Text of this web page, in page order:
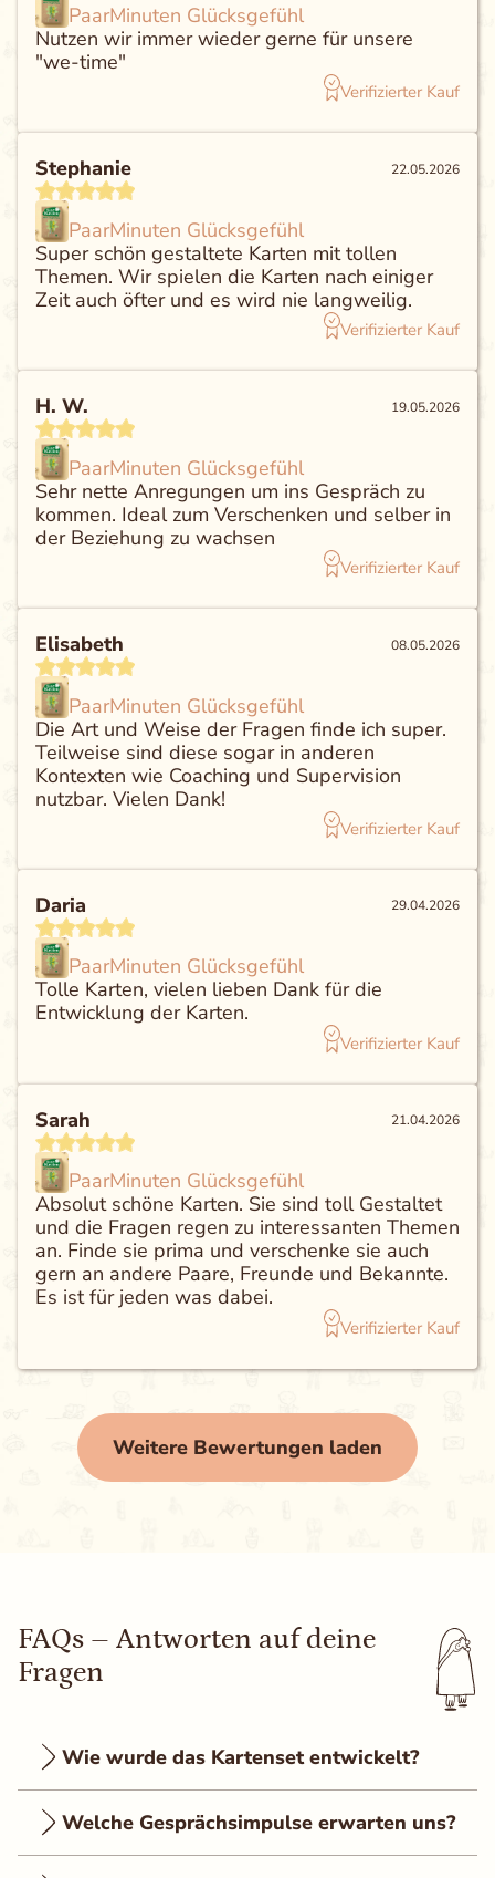
PaarMinuten Glücksgefühl
Nutzen wir immer wieder gerne für unsere
"we-time"
Verifizierter Kauf
Stephanie 22.05.2026
PaarMinuten Glücksgefühl
Super schön gestaltete Karten mit tollen
Themen. Wir spielen die Karten nach einiger
Zeit auch öfter und es wird nie langweilig.
Verifizierter Kauf
H. W. 19.05.2026
PaarMinuten Glücksgefühl
Sehr nette Anregungen um ins Gespräch zu
kommen. Ideal zum Verschenken und selber in
der Beziehung zu wachsen
Verifizierter Kauf
Elisabeth 08.05.2026
PaarMinuten Glücksgefühl
Die Art und Weise der Fragen finde ich super.
Teilweise sind diese sogar in anderen
Kontexten wie Coaching und Supervision
nutzbar. Vielen Dank!
Verifizierter Kauf
Daria 29.04.2026
PaarMinuten Glücksgefühl
Tolle Karten, vielen lieben Dank für die
Entwicklung der Karten.
Verifizierter Kauf
Sarah 21.04.2026
PaarMinuten Glücksgefühl
Absolut schöne Karten. Sie sind toll Gestaltet
und die Fragen regen zu interessanten Themen
an. Finde sie prima und verschenke sie auch
gern an andere Paare, Freunde und Bekannte.
Es ist für jeden was dabei.
Verifizierter Kauf
Weitere Bewertungen laden
FAQs – Antworten auf deine
Fragen
Wie wurde das Kartenset entwickelt?
Welche Gesprächsimpulse erwarten uns?